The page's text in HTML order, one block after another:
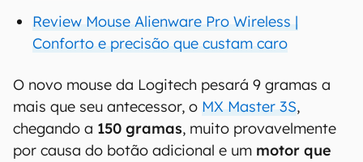
Review Mouse Alienware Pro Wireless |
Conforto e precisão que custam caro
O novo mouse da Logitech pesará 9 gramas a
mais que seu antecessor, o MX Master 3S,
chegando a 150 gramas, muito provavelmente
por causa do botão adicional e um motor que